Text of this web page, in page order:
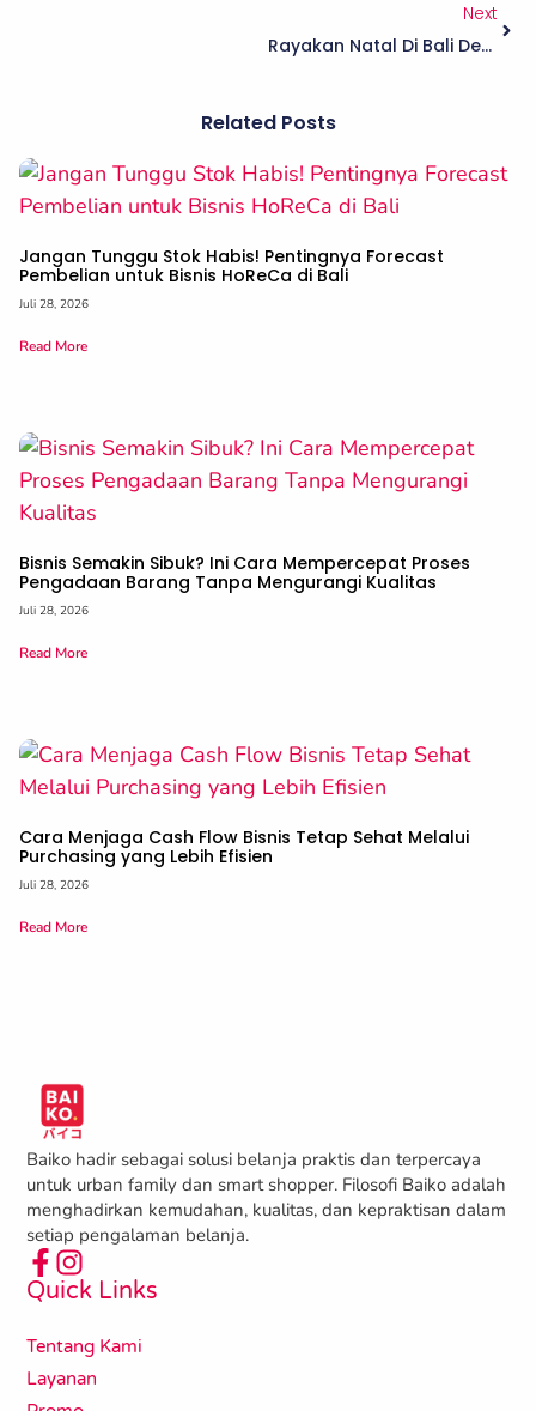
Next
Rayakan Natal Di Bali Dengan Persiapan Yang Lebih Praktis
Related Posts
Jangan Tunggu Stok Habis! Pentingnya Forecast
Pembelian untuk Bisnis HoReCa di Bali
Juli 28, 2026
Read More
Bisnis Semakin Sibuk? Ini Cara Mempercepat Proses
Pengadaan Barang Tanpa Mengurangi Kualitas
Juli 28, 2026
Read More
Cara Menjaga Cash Flow Bisnis Tetap Sehat Melalui
Purchasing yang Lebih Efisien
Juli 28, 2026
Read More
Baiko hadir sebagai solusi belanja praktis dan terpercaya
untuk urban family dan smart shopper. Filosofi Baiko adalah
menghadirkan kemudahan, kualitas, dan kepraktisan dalam
setiap pengalaman belanja.
Quick Links
Tentang Kami
Layanan